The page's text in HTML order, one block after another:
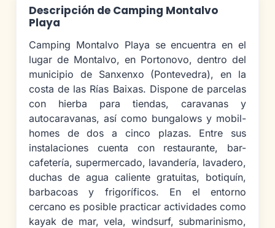
Descripción de Camping Montalvo
Playa
Camping Montalvo Playa se encuentra en el
lugar de Montalvo, en Portonovo, dentro del
municipio de Sanxenxo (Pontevedra), en la
costa de las Rías Baixas. Dispone de parcelas
con hierba para tiendas, caravanas y
autocaravanas, así como bungalows y mobil-
homes de dos a cinco plazas. Entre sus
instalaciones cuenta con restaurante, bar-
cafetería, supermercado, lavandería, lavadero,
duchas de agua caliente gratuitas, botiquín,
barbacoas y frigoríficos. En el entorno
cercano es posible practicar actividades como
kayak de mar, vela, windsurf, submarinismo,